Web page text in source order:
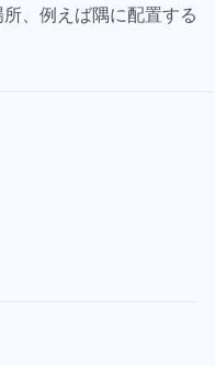
、例えば隅に配置する